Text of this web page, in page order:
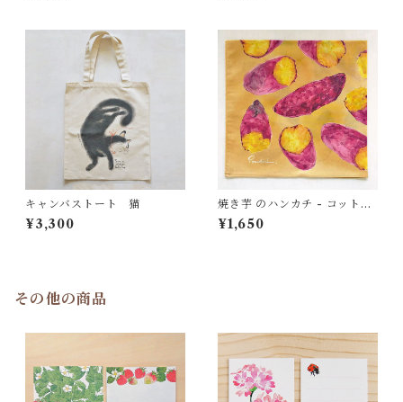
キャンバストート 猫
¥3,300
焼き芋 のハンカチ - コット
ン・すこし大きめ - スカーフ
にも
¥1,650
その他の商品